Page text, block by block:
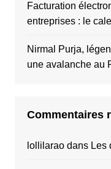
Facturation
entreprises : le
Nirmal Purja,
une avalanche au
Commentaires
lollilaraodans Les